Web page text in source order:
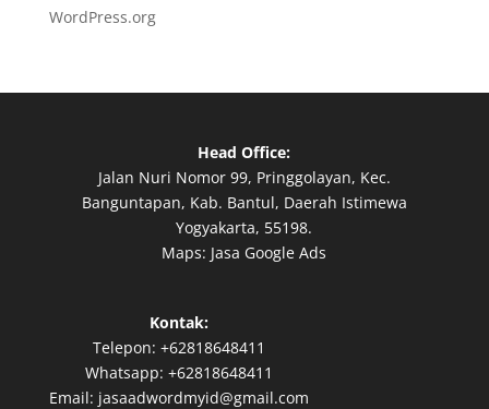
WordPress.org
Head Office:
Jalan Nuri Nomor 99, Pringgolayan, Kec.
Banguntapan, Kab. Bantul, Daerah Istimewa
Yogyakarta, 55198.
Maps: Jasa Google Ads
Kontak:
Telepon: +62818648411
Whatsapp: +62818648411
Email: jasaadwordmyid@gmail.com